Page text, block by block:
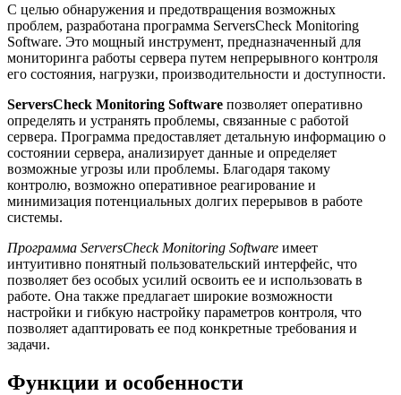
С целью обнаружения и предотвращения возможных
проблем, разработана программа ServersCheck Monitoring
Software. Это мощный инструмент, предназначенный для
мониторинга работы сервера путем непрерывного контроля
его состояния, нагрузки, производительности и доступности.
ServersCheck Monitoring Software позволяет оперативно
определять и устранять проблемы, связанные с работой
сервера. Программа предоставляет детальную информацию о
состоянии сервера, анализирует данные и определяет
возможные угрозы или проблемы. Благодаря такому
контролю, возможно оперативное реагирование и
минимизация потенциальных долгих перерывов в работе
системы.
Программа ServersCheck Monitoring Software имеет
интуитивно понятный пользовательский интерфейс, что
позволяет без особых усилий освоить ее и использовать в
работе. Она также предлагает широкие возможности
настройки и гибкую настройку параметров контроля, что
позволяет адаптировать ее под конкретные требования и
задачи.
Функции и особенности